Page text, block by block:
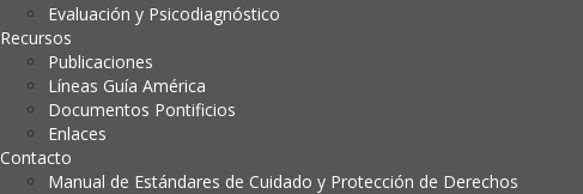
Evaluación y Psicodiagnóstico
Recursos
Publicaciones
Líneas Guía América
Documentos Pontificios
Enlaces
Contacto
Manual de Estándares de Cuidado y Protección de Derechos